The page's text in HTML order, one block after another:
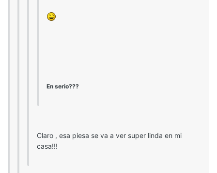
En serio???
Claro , esa piesa se va a ver super linda en mi
casa!!!